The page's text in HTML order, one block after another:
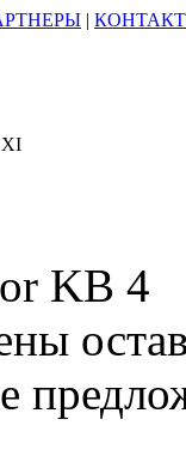
|
XI
KB 4